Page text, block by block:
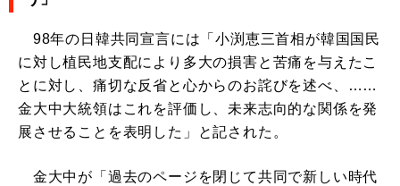
98年の日韓共同宣言には「小渕恵三首相が韓国国民
に対し植民地支配により多大の損害と苦痛を与えたこ
とに対し、痛切な反省と心からのお詫びを述べ、……
金大中大統領はこれを評価し、未来志向的な関係を発
展させることを表明した」と記された。
金大中が「過去のページを閉じて共同で新しい時代